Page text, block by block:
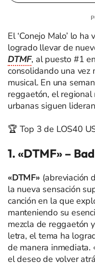
El ‘Conejo Malo’ lo ha
logrado llevar de
DTMF, al puesto #1
consolidando una vez
musical. En una
reggaetón, el regional
urbanas siguen
🏆 Top 3 de LOS40
1. «DTMF» –
«DTMF» (abreviación
la nueva sensación
canción en la que
manteniendo su
mezcla de reggaetón
letra, el tema ha
de manera inmediata.
el deseo de volver